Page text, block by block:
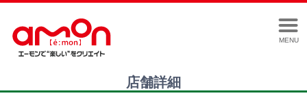
MENU
店舗詳細